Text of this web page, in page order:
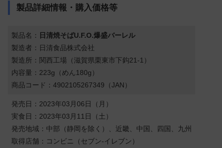
製品詳細情報・購入価格等
製品名：
日清焼そばU.F.O.爆盛バーレル
製造者：日清食品株式会社
製造所：関西工場（滋賀県栗東市下鈎21-1）
内容量：223g（めん180g）
商品コード：4902105267349（JAN）
発売日：2023年03月06日（月）
実食日：2023年03月11日（土）
発売地域：中部（静岡を除く）、近畿、中国、四国、九州
取得店舗：コンビニ（セブン-イレブン）